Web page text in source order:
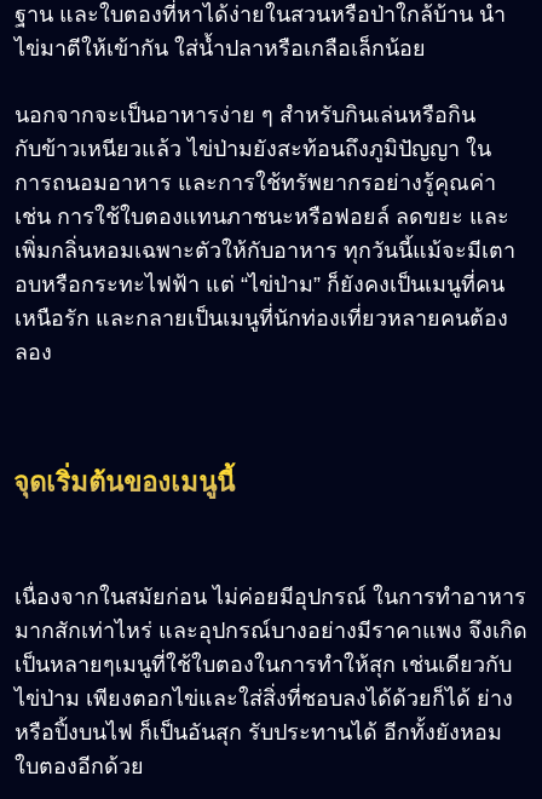
ฐาน และใบตองที่หาได้ง่ายในสวนหรือป่าใกล้บ้าน นำ
ไข่มาตีให้เข้ากัน ใส่น้ำปลาหรือเกลือเล็กน้อย
นอกจากจะเป็นอาหารง่าย ๆ สำหรับกินเล่นหรือกิน
กับข้าวเหนียวแล้ว ไข่ป่ามยังสะท้อนถึงภูมิปัญญา ใน
การถนอมอาหาร และการใช้ทรัพยากรอย่างรู้คุณค่า
เช่น การใช้ใบตองแทนภาชนะหรือฟอยล์ ลดขยะ และ
เพิ่มกลิ่นหอมเฉพาะตัวให้กับอาหาร ทุกวันนี้แม้จะมีเตา
อบหรือกระทะไฟฟ้า แต่ “ไข่ป่าม” ก็ยังคงเป็นเมนูที่คน
เหนือรัก และกลายเป็นเมนูที่นักท่องเที่ยวหลายคนต้อง
ลอง
จุดเริ่มต้นของเมนูนี้
เนื่องจากในสมัยก่อน ไม่ค่อยมีอุปกรณ์ ในการทำอาหาร
มากสักเท่าไหร่ และอุปกรณ์บางอย่างมีราคาแพง จึงเกิด
เป็นหลายๆเมนูที่ใช้ใบตองในการทำให้สุก เช่นเดียวกับ
ไข่ป่าม เพียงตอกไข่และใส่สิ่งที่ชอบลงได้ด้วยก็ได้ ย่าง
หรือปิ้งบนไฟ ก็เป็นอันสุก รับประทานได้ อีกทั้งยังหอม
ใบตองอีกด้วย